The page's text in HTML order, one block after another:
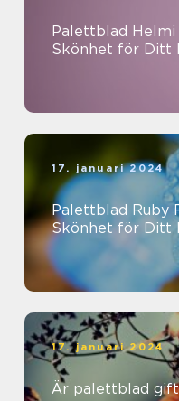
Palettblad Helmi
Skönhet för Ditt
17. januari 2024
Palettblad Ruby
Skönhet för Ditt
17. januari 2024
Är palettblad